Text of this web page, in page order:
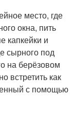
место, где
окна, пить
капкейки и
сырного под
на берёзовом
встретить как
с помощью